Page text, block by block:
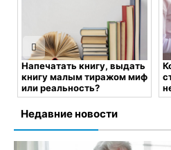
миф
Коли літні люди
стикаються з відчуттям
непотрібності
нет
Недавние новости